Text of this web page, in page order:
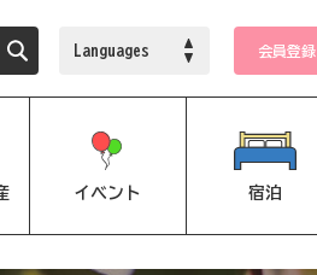
Languages 会員登録
イベント 宿泊